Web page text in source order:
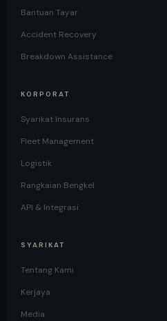
Bantuan Tayar
Accident Recovery
Breakdown Assistance
KORPORAT
Syarikat Insurans
Fleet Management
Logistik
Rangkaian Bengkel
API & Integrasi
SYARIKAT
Tentang Kami
Kerjaya
Media